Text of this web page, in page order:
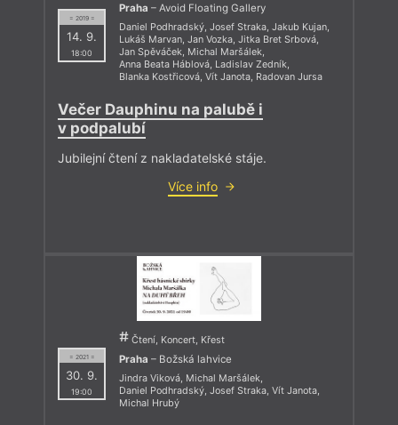
= 2019 =
14. 9.
18:00
Praha – Avoid Floating Gallery
Daniel Podhradský, Josef Straka, Jakub Kujan,
Lukáš Marvan, Jan Vozka, Jitka Bret Srbová,
Jan Spěváček, Michal Maršálek,
Anna Beata Háblová, Ladislav Zedník,
Blanka Kostřicová, Vít Janota, Radovan Jursa
Večer Dauphinu na palubě i
v podpalubí
Jubilejní čtení z nakladatelské stáje.
Více info
= 2021 =
30. 9.
19:00
Čtení, Koncert, Křest
Praha – Božská lahvice
Jindra Viková, Michal Maršálek,
Daniel Podhradský, Josef Straka, Vít Janota,
Michal Hrubý